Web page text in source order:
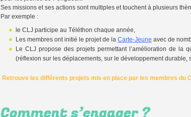
Ses missions et ses actions sont multiples et touchent à plusieurs
Par exemple :
le CLJ participe au Téléthon chaque année,
Les membres ont initié le projet de la Carte-Jeune avec de
Le CLJ propose des projets permettant l’amélioration de la
(réflexion sur les déplacements, sur le développement durable,
Retrouve les différents projets mis en place par les membres du